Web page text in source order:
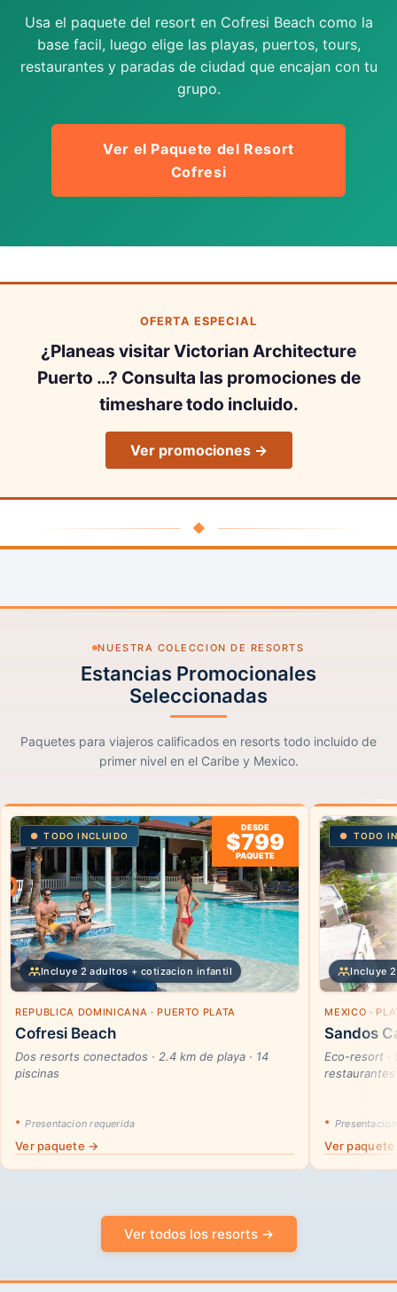
Usa el paquete del resort en Cofresi Beach como la
base facil, luego elige las playas, puertos, tours,
restaurantes y paradas de ciudad que encajan con tu
grupo.
Ver el Paquete del Resort
Cofresi
OFERTA ESPECIAL
¿Planeas visitar Victorian Architecture
Puerto …? Consulta las promociones de
timeshare todo incluido.
Ver promociones →
◆
NUESTRA COLECCION DE RESORTS
Estancias Promocionales
Seleccionadas
Paquetes para viajeros calificados en resorts todo incluido de
primer nivel en el Caribe y Mexico.
TODO INCLUIDO
DESDE
$799
PAQUETE
Incluye 2 adultos + cotizacion infantil
REPUBLICA DOMINICANA · PUERTO PLATA
Cofresi Beach
Dos resorts conectados · 2.4 km de playa · 14
piscinas
* Presentacion requerida
Ver paquete →
TODO
Incluye
MEXICO ·
Sandos
Eco-resort ·
restaurantes
*
Ver
Ver todos los resorts →